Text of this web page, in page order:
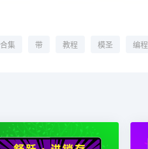
合集 带 教程 模圣 编程